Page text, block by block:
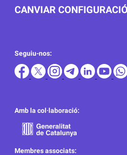
CANVIAR
Seguiu-nos:
Amb la col·laboració:
Membres associats: